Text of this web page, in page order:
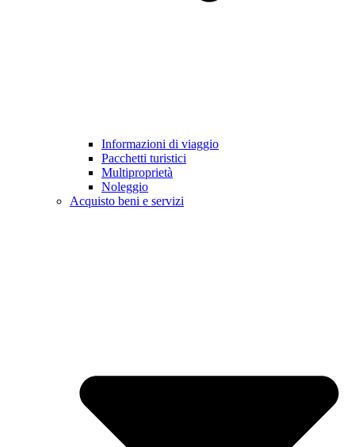
Informazioni di viaggio
Pacchetti turistici
Multiproprietà
Noleggio
Acquisto beni e servizi